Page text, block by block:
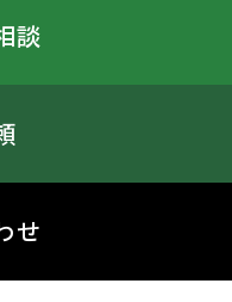
談
せ